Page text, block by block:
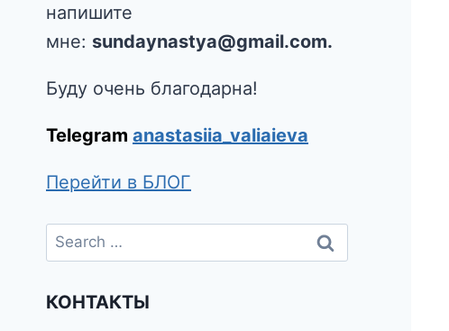
напишите
мне: sundaynastya@gmail.com.
Буду очень благодарна!
Telegram anastasiia_valiaieva
Перейти в БЛОГ
КОНТАКТЫ